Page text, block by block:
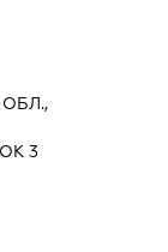
ОБЛ.,
3